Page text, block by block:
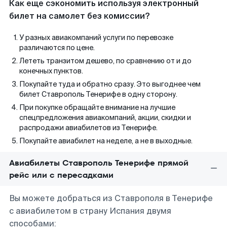
Как еще сэкономить используя электронный
билет на самолет без комиссии?
У разных авиакомпаний услуги по перевозке
различаются по цене.
Лететь транзитом дешево, по сравнению от и до
конечных пунктов.
Покупайте туда и обратно сразу. Это выгоднее чем
билет Ставрополь Тенерифе в одну сторону.
При покупке обращайте внимание на лучшие
спецпредложения авиакомпаний, акции, скидки и
распродажи авиабилетов из Тенерифе.
Покупайте авиабилет на неделе, а не в выходные.
Авиабилеты Ставрополь Тенерифе прямой
рейс или с пересадками
Вы можете добраться из Ставрополя в Тенерифе
с авиабилетом в страну Испания двумя
способами: